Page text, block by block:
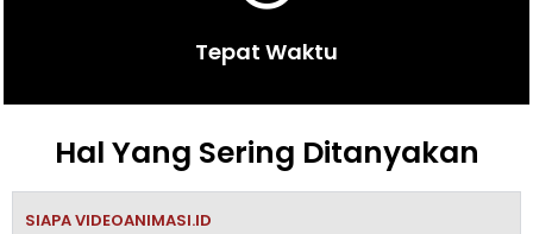
Tepat Waktu
Hal Yang Sering Ditanyakan
SIAPA VIDEOANIMASI.ID